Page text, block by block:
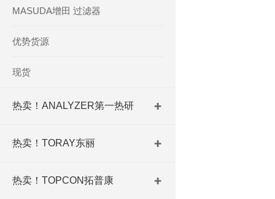
MASUDA增田 过滤器
优势货源
现货
热卖！ANALYZER第一热研
热卖！TORAY东丽
热卖！TOPCON拓普康